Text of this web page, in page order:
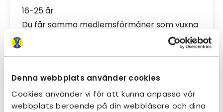
Denna webbplats använder cookies
Cookies använder vi för att kunna anpassa vår
webbplats beroende på din webbläsare och dina
16-25 år
Du får samma medlemsförmåner som vuxna
medlemmar och dessutom 30 % rabatt på
boende i fjällstugor utan förbokning samt på
tält- och serviceavgifter i fjällen.
Bli medlem här